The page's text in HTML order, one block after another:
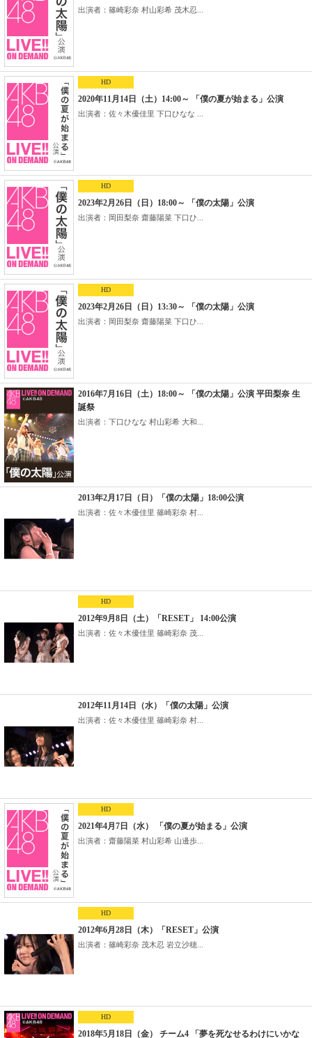
出演者：篠崎彩奈 村山彩希 茂木忍...
HD
2020年11月14日（土）14:00～ 「僕の夏が始まる」公演
出演者：佐々木優佳里 下口ひなな ...
HD
2023年2月26日（日）18:00～ 「僕の太陽」公演
出演者：岡田梨奈 齋藤陽菜 下口ひ...
HD
2023年2月26日（日）13:30～ 「僕の太陽」公演
出演者：岡田梨奈 齋藤陽菜 下口ひ...
2016年7月16日（土）18:00～ 「僕の太陽」公演 平田梨奈 生
誕祭
出演者：下口ひなな 村山彩希 大和...
2013年2月17日（日）「僕の太陽」18:00公演
出演者：佐々木優佳里 篠崎彩奈 村...
HD
2012年9月8日（土）「RESET」 14:00公演
出演者：佐々木優佳里 篠崎彩奈 茂...
2012年11月14日（水）「僕の太陽」公演
出演者：佐々木優佳里 篠崎彩奈 村...
HD
2021年4月7日（水） 「僕の夏が始まる」公演
出演者：齋藤陽菜 村山彩希 山邊歩...
HD
2012年6月28日（木）「RESET」公演
出演者：篠崎彩奈 茂木忍 岩立沙穂...
HD
2018年5月18日（金） チーム4 「夢を死なせるわけにいかな